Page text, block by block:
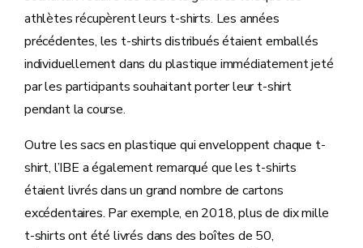
athlètes récupèrent leurs t-shirts. Les années
précédentes, les t-shirts distribués étaient emballés
individuellement dans du plastique immédiatement jeté
par les participants souhaitant porter leur t-shirt
pendant la course.
Outre les sacs en plastique qui enveloppent chaque t-
shirt, l’IBE a également remarqué que les t-shirts
étaient livrés dans un grand nombre de cartons
excédentaires. Par exemple, en 2018, plus de dix mille
t-shirts ont été livrés dans des boîtes de 50,